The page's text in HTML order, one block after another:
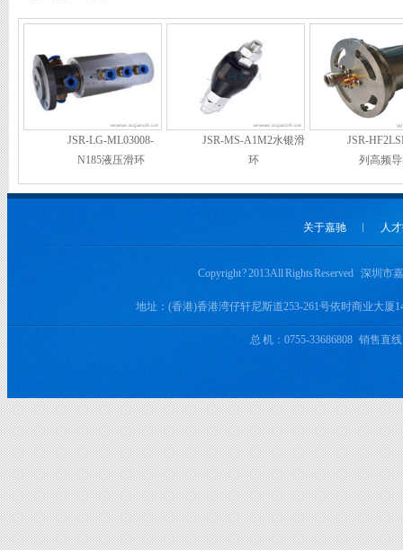
JSR-LG-ML03008-
N185液压滑环
JSR-MS-A1M2水银滑
环
JSR-
列高频
关于嘉驰 ︱ 人
Copyright ? 2013 All Rights Reserved 深圳
地址：(香港)香港湾仔轩尼斯道253-261号依时商业大
总 机：0755-33686808 销售直